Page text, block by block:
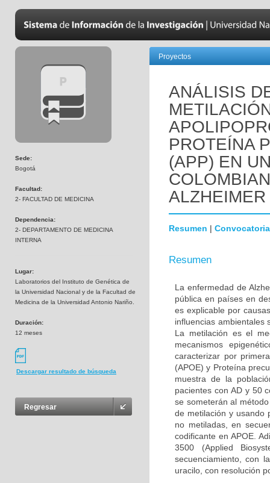
Sede:
Bogotá
Facultad:
2- FACULTAD DE MEDICINA
Dependencia:
2- DEPARTAMENTO DE MEDICINA
INTERNA
Lugar:
Laboratorios del Instituto de Genética de
la Universidad Nacional y de la Facultad de
Medicina de la Universidad Antonio Nariño.
Duración:
12 meses
Descargar resultado de búsqueda
Regresar
Proyectos
ANÁLISIS
PROTEÍNA
(APP) EN
ALZHEIMER
Resumen | Convocatoria
Resumen
La enfermedad de
pública en países en
es explicable por
influencias ambientales
La metilación es el
mecanismos
caracterizar por
(APOE) y Proteína
muestra de la
pacientes con AD y 50
se someterán al
de metilación y usando
no metiladas, en
codificante en APOE.
3500 (Applied
secuenciamiento, con
uracilo, con resolución